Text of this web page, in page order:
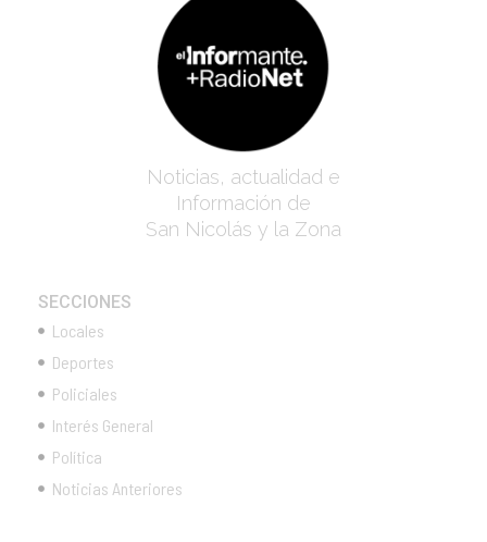
Noticias, actualidad e
Información de
San Nicolás y la Zona
SECCIONES
Locales
Deportes
Policiales
Interés General
Política
Noticias Anteriores